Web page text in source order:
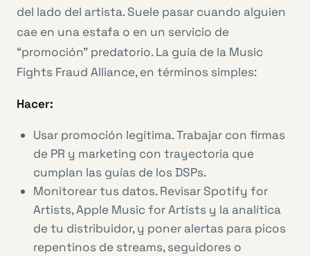
del lado del artista. Suele pasar cuando alguien
cae en una estafa o en un servicio de
“promoción” predatorio. La guía de la Music
Fights Fraud Alliance, en términos simples:
Hacer:
Usar promoción legítima. Trabajar con firmas
de PR y marketing con trayectoria que
cumplan las guías de los DSPs.
Monitorear tus datos. Revisar Spotify for
Artists, Apple Music for Artists y la analítica
de tu distribuidor, y poner alertas para picos
repentinos de streams, seguidores o